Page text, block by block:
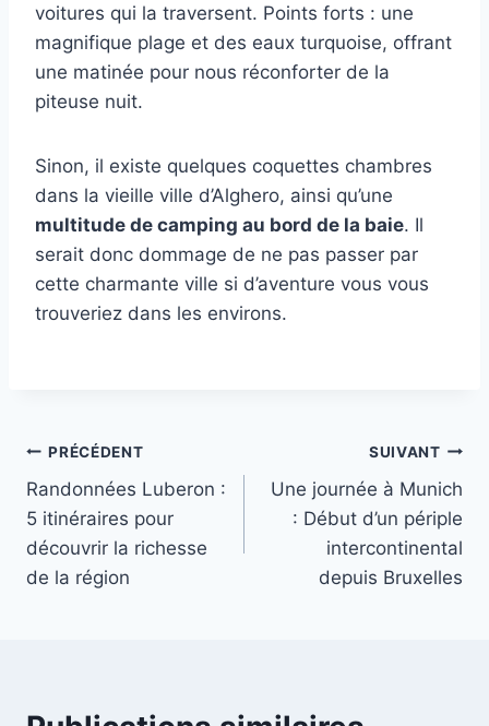
voitures qui la traversent. Points forts : une
magnifique plage et des eaux turquoise, offrant
une matinée pour nous réconforter de la
piteuse nuit.
Sinon, il existe quelques coquettes chambres
dans la vieille ville d’Alghero, ainsi qu’une
multitude de camping au bord de la baie. Il
serait donc dommage de ne pas passer par
cette charmante ville si d’aventure vous vous
trouveriez dans les environs.
Navigation
de
l’article
PRÉCÉDENT
Randonnées Luberon :
5 itinéraires pour
découvrir la richesse
de la région
SUIVANT
Une journée à Munich
: Début d’un périple
intercontinental
depuis Bruxelles